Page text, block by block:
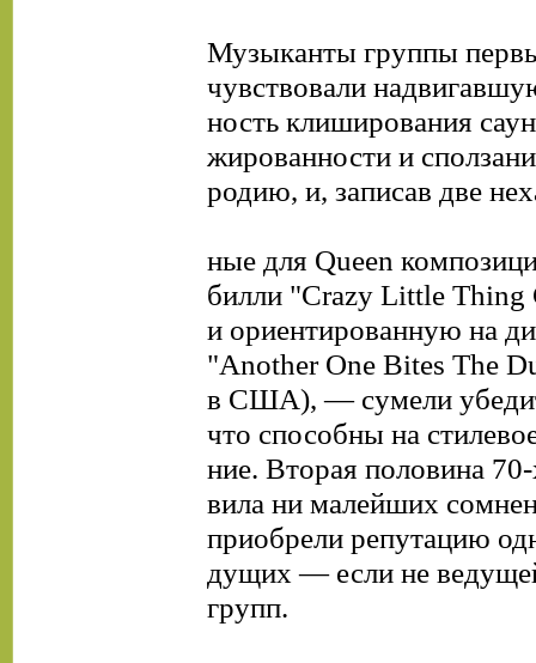
Музыканты группы
чувствовали
ность клиширования
жированности и
родию, и, записав две
ные для Queen
билли "Crazy Little Thing
и ориентированную на
"Another One Bites The
в США), — сумели
что способны на
ние. Вторая половина
вила ни малейших
приобрели репутацию
дущих — если не
групп.